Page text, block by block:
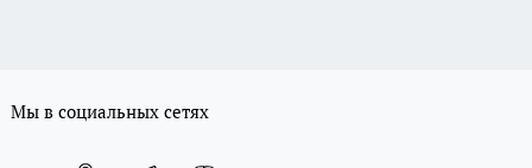
Мы в социальных сетях